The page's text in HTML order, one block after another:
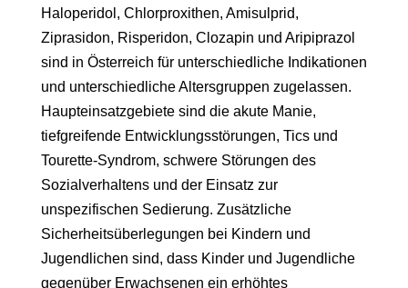
Haloperidol, Chlorproxithen, Amisulprid,
Ziprasidon, Risperidon, Clozapin und Aripiprazol
sind in Österreich für unterschiedliche Indikationen
und unterschiedliche Altersgruppen zugelassen.
Haupteinsatzgebiete sind die akute Manie,
tiefgreifende Entwicklungsstörungen, Tics und
Tourette-Syndrom, schwere Störungen des
Sozialverhaltens und der Einsatz zur
unspezifischen Sedierung. Zusätzliche
Sicherheitsüberlegungen bei Kindern und
Jugendlichen sind, dass Kinder und Jugendliche
gegenüber Erwachsenen ein erhöhtes